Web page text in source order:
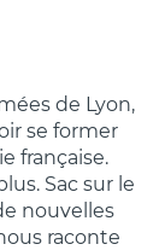
de Lyon,
se former
française.
Sac sur le
nouvelles
raconte